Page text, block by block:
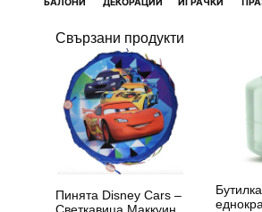
Свързани продукти
Пинята Disney Cars –
Светкавица Маккуин